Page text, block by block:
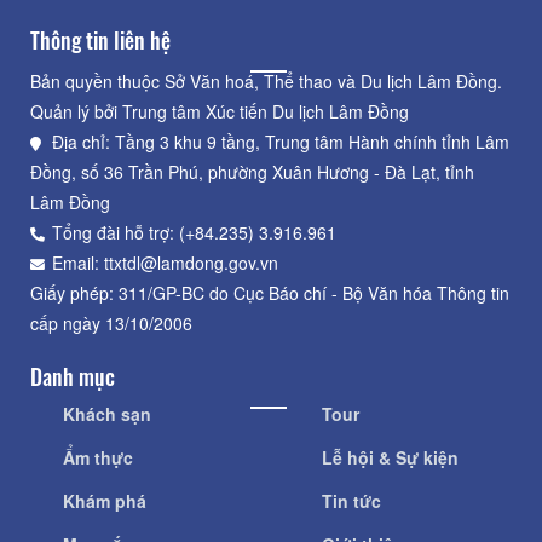
Thông tin liên hệ
Bản quyền thuộc Sở Văn hoá, Thể thao và Du lịch Lâm Đồng.
Quản lý bởi Trung tâm Xúc tiến Du lịch Lâm Đồng
Địa chỉ: Tầng 3 khu 9 tầng, Trung tâm Hành chính tỉnh Lâm
Đồng, số 36 Trần Phú, phường Xuân Hương - Đà Lạt, tỉnh
Lâm Đồng
Tổng đài hỗ trợ: (+84.235) 3.916.961
Email: ttxtdl@lamdong.gov.vn
Giấy phép: 311/GP-BC do Cục Báo chí - Bộ Văn hóa Thông tin
cấp ngày 13/10/2006
Danh mục
Khách sạn
Ẩm thực
Khám phá
Tour
Lễ hội & Sự kiện
Tin tức